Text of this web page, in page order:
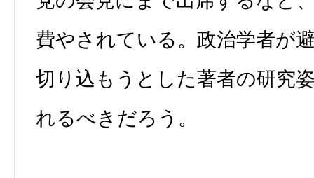
費やされている。政治学者が
切り込もうとした著者の研究
れるべきだろう。